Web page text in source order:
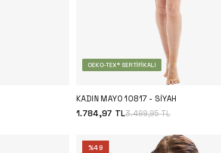
OEKO-TEX® SERTIFIKALI
KADIN MAYO 10817 - SIYAH
1.784,97 TL3.499,95TL
%49